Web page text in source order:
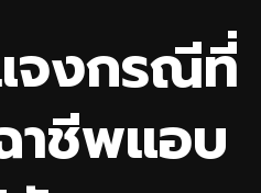
จงกรณีที่
าชีพแอบ